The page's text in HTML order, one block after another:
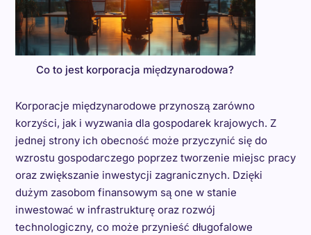
Co to jest korporacja międzynarodowa?
Korporacje międzynarodowe przynoszą zarówno
korzyści, jak i wyzwania dla gospodarek krajowych. Z
jednej strony ich obecność może przyczynić się do
wzrostu gospodarczego poprzez tworzenie miejsc pracy
oraz zwiększanie inwestycji zagranicznych. Dzięki
dużym zasobom finansowym są one w stanie
inwestować w infrastrukturę oraz rozwój
technologiczny, co może przynieść długofalowe